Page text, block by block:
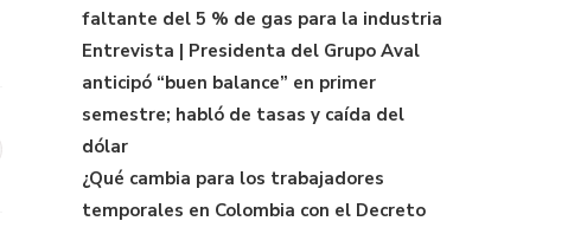
faltante del 5 % de gas para la industria
Entrevista | Presidenta del Grupo Aval
anticipó “buen balance” en primer
semestre; habló de tasas y caída del
dólar
¿Qué cambia para los trabajadores
temporales en Colombia con el Decreto